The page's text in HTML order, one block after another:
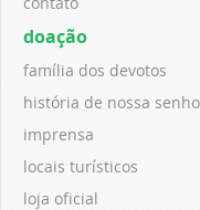
doação
família dos devotos
história de nossa
imprensa
locais turísticos
loja oficial